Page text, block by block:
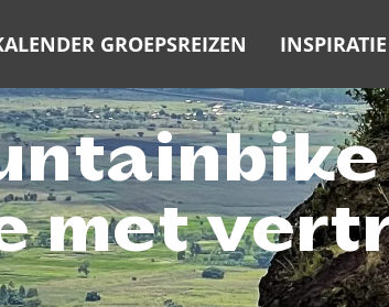
GROEPSREIZEN INSPIRATIE
met